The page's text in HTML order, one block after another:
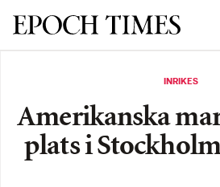
Svenska Epoch Times
INRIKES
Amerikanska
plats i